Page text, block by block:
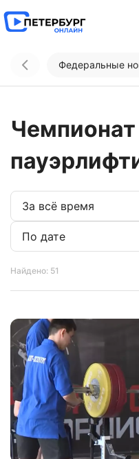
Федеральные
Найдено: 51